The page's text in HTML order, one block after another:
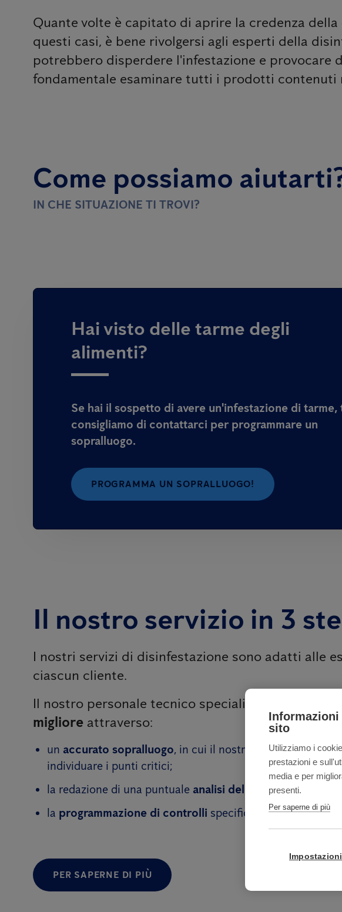
Quante volte è capitato di aprire la credenza
questi casi, è bene rivolgersi agli esperti della
potrebbero disperdere l'infestazione e provocare
fondamentale esaminare tutti i prodotti contenuti
Come possiamo
IN CHE SITUAZIONE TI TROVI?
Hai visto delle tarme degli
alimenti?
Se hai il sospetto di avere un'infestazione di tarme,
consigliamo di contattarci per programmare un
sopralluogo.
PROGRAMMA UN SOPRALLUOGO!
Il nostro servizio in 3
I nostri servizi di disinfestazione sono adatti alle
ciascun cliente.
Il nostro personale tecnico specializzato ti
migliore attraverso:
un accurato sopralluogo, in cui il nostro personale
individuare i punti critici;
la redazione di una puntuale analisi del rischio;
la programmazione di controlli specifici
PER SAPERNE DI PIÙ
sito
Utilizziamo i
prestazioni e
media e per
presenti.
Per saperne di più